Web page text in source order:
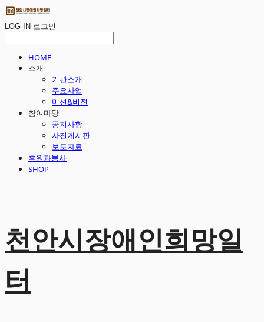
LOG IN 로그인
HOME
소개
기관소개
주요사업
미션&비젼
참여마당
공지사항
사진게시판
보도자료
후원과봉사
SHOP
천안시장애인희망일
터